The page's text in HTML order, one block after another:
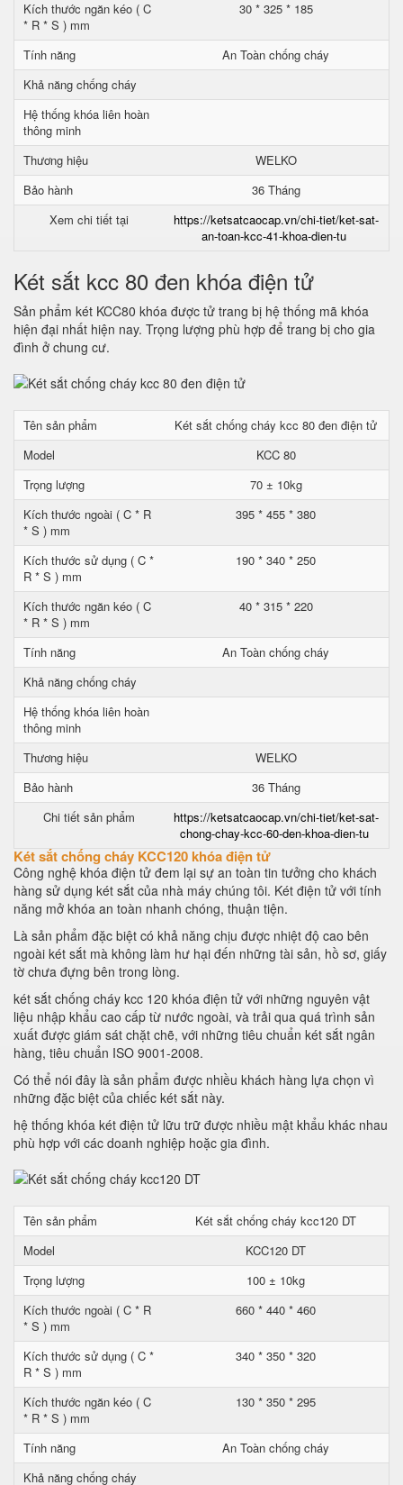
Kích thước ngăn kéo ( C
* R * S ) mm
30 * 325 * 185
Tính năng
An Toàn chống cháy
Khả năng chống cháy
Hệ thống khóa liên hoàn
thông minh
Thương hiệu
WELKO
Bảo hành
36 Tháng
Xem chi tiết tại
https://ketsatcaocap.vn/chi-tiet/ket-sat-
an-toan-kcc-41-khoa-dien-tu
Két sắt kcc 80 đen khóa điện tử
Sản phẩm két KCC80 khóa được tử trang bị hệ thống mã khóa
hiện đại nhất hiện nay. Trọng lượng phù hợp để trang bị cho gia
đình ở chung cư.
Tên sản phẩm
Két sắt chống cháy kcc 80 đen điện tử
Model
KCC 80
Trọng lượng
70 ± 10kg
Kích thước ngoài ( C * R
* S ) mm
395 * 455 * 380
Kích thước sử dụng ( C *
R * S ) mm
190 * 340 * 250
Kích thước ngăn kéo ( C
* R * S ) mm
40 * 315 * 220
Tính năng
An Toàn chống cháy
Khả năng chống cháy
Hệ thống khóa liên hoàn
thông minh
Thương hiệu
WELKO
Bảo hành
36 Tháng
Chi tiết sản phẩm
https://ketsatcaocap.vn/chi-tiet/ket-sat-
chong-chay-kcc-60-den-khoa-dien-tu
Két sắt chống cháy KCC120 khóa điện tử
Công nghệ khóa điện tử đem lại sự an toàn tin tưởng cho khách
hàng sử dụng két sắt của nhà máy chúng tôi. Két điện tử với tính
năng mở khóa an toàn nhanh chóng, thuận tiện.
Là sản phẩm đặc biệt có khả năng chịu được nhiệt độ cao bên
ngoài két sắt mà không làm hư hại đến những tài sản, hồ sơ, giấy
tờ chưa đựng bên trong lòng.
két sắt chống cháy kcc 120 khóa điện tử với những nguyên vật
liệu nhập khẩu cao cấp từ nước ngoài, và trải qua quá trình sản
xuất được giám sát chặt chẽ, với những tiêu chuẩn két sắt ngân
hàng, tiêu chuẩn ISO 9001-2008.
Có thể nói đây là sản phẩm được nhiều khách hàng lựa chọn vì
những đặc biệt của chiếc két sắt này.
hệ thống khóa két điện tử lữu trữ được nhiều mật khẩu khác nhau
phù hợp với các doanh nghiệp hoặc gia đình.
Tên sản phẩm
Két sắt chống cháy kcc120 DT
Model
KCC120 DT
Trọng lượng
100 ± 10kg
Kích thước ngoài ( C * R
* S ) mm
660 * 440 * 460
Kích thước sử dụng ( C *
R * S ) mm
340 * 350 * 320
Kích thước ngăn kéo ( C
* R * S ) mm
130 * 350 * 295
Tính năng
An Toàn chống cháy
Khả năng chống cháy